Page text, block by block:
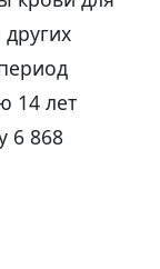
14 лет
6 868